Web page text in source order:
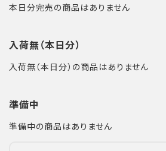
本日分完売の商品はありません
入荷無（本日分）
入荷無（本日分）の商品はありません
準備中
準備中の商品はありません